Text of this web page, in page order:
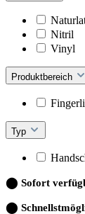
Nitril
Vinyl
Produktbereich
Typ
⬤ Sofort
⬤